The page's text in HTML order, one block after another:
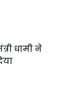
धामी ने